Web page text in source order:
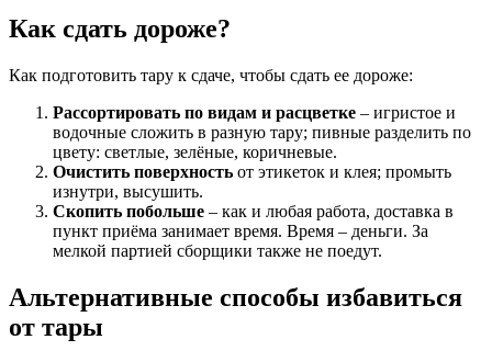
Как сдать дороже?
Как подготовить тару к сдаче, чтобы сдать ее дороже:
Рассортировать по видам и расцветке – игристое и
водочные сложить в разную тару; пивные разделить по
цвету: светлые, зелёные, коричневые.
Очистить поверхность от этикеток и клея; промыть
изнутри, высушить.
Скопить побольше – как и любая работа, доставка в
пункт приёма занимает время. Время – деньги. За
мелкой партией сборщики также не поедут.
Альтернативные способы избавиться
от тары